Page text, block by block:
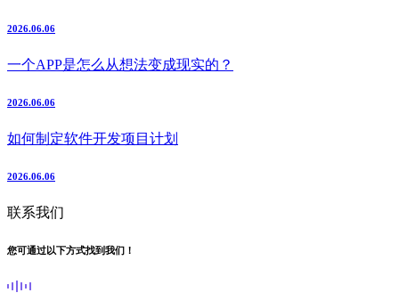
2026.06.06
一个APP是怎么从想法变成现实的？
2026.06.06
如何制定软件开发项目计划
2026.06.06
联系我们
您可通过以下方式找到我们！